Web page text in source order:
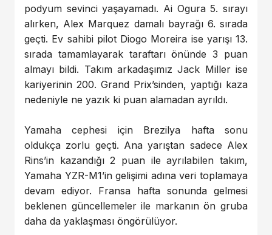
podyum sevinci yaşayamadı. Ai Ogura 5. sırayı
alırken, Alex Marquez damalı bayrağı 6. sırada
geçti. Ev sahibi pilot Diogo Moreira ise yarışı 13.
sırada tamamlayarak taraftarı önünde 3 puan
almayı bildi. Takım arkadaşımız Jack Miller ise
kariyerinin 200. Grand Prix’sinden, yaptığı kaza
nedeniyle ne yazık ki puan alamadan ayrıldı.
Yamaha cephesi için Brezilya hafta sonu
oldukça zorlu geçti. Ana yarıştan sadece Alex
Rins’in kazandığı 2 puan ile ayrılabilen takım,
Yamaha YZR-M1’in gelişimi adına veri toplamaya
devam ediyor. Fransa hafta sonunda gelmesi
beklenen güncellemeler ile markanın ön gruba
daha da yaklaşması öngörülüyor.